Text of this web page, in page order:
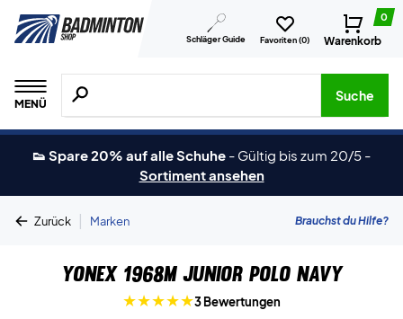
Schläger Guide Favoriten (0)
0
Warenkorb
MENÜ
Suche nach Produkten, Marken usw.
Suche
👟 Spare 20% auf alle Schuhe - Gültig bis zum 20/5 -
Sortiment ansehen
Zurück | Marken Brauchst du Hilfe?
Yonex 1968M Junior Polo Navy
3 Bewertungen